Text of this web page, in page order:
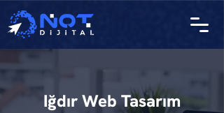
Iğdır Web Tasarım